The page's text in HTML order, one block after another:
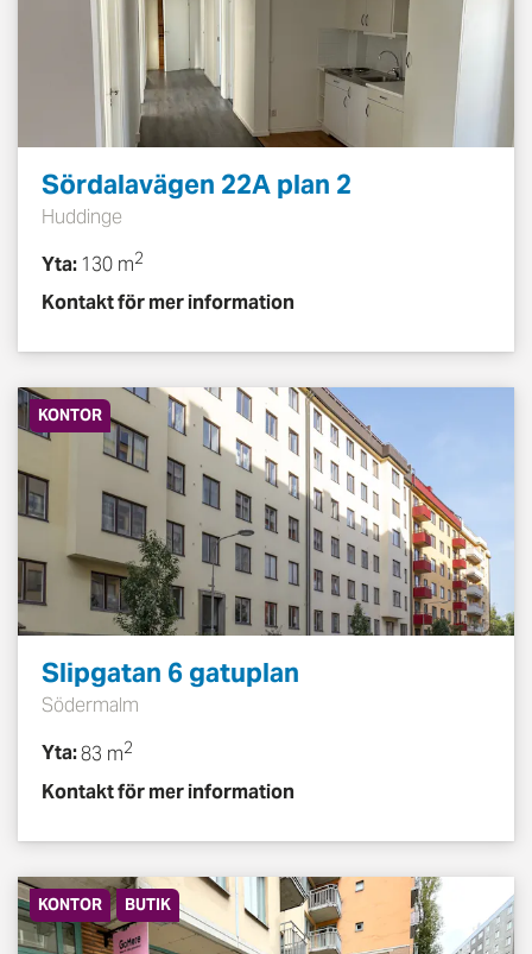
Sördalavägen 22A plan 2
Huddinge
Yta:130 m2
Kontakt för mer information
KONTOR
Slipgatan 6 gatuplan
Södermalm
Yta:83 m2
Kontakt för mer information
KONTOR BUTIK